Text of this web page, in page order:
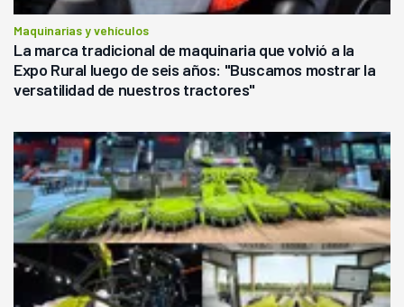
Maquinarias y vehículos
La marca tradicional de maquinaria que volvió a la
Expo Rural luego de seis años: "Buscamos mostrar la
versatilidad de nuestros tractores"